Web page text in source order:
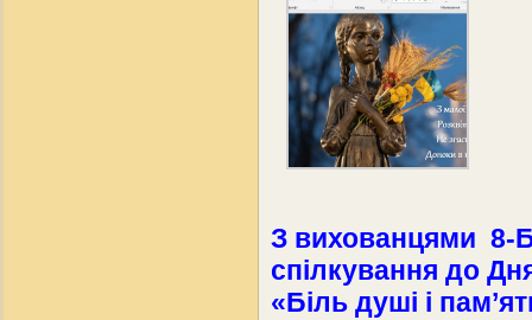
З вихованцями 8-
спілкування до
«Біль душі і